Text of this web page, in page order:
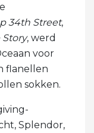
34th Street,
Story, werd
voor
flanellen
sokken.
Splendor,